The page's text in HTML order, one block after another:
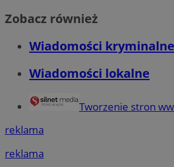
Zobacz również
Wiadomości
Wiadomości lokalne
Tworzenie stron
reklama
reklama